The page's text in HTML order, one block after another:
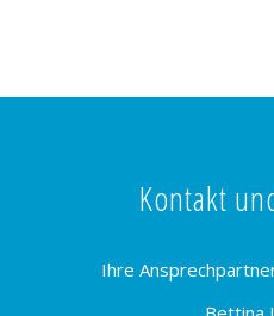
Kontakt
Ihre